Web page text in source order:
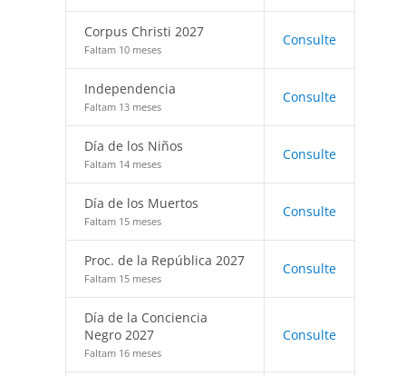
Corpus Christi 2027
Faltam 10 meses
Consulte
Independencia
Faltam 13 meses
Consulte
Día de los Niños
Faltam 14 meses
Consulte
Día de los Muertos
Faltam 15 meses
Consulte
Proc. de la República 2027
Faltam 15 meses
Consulte
Día de la Conciencia
Negro 2027
Faltam 16 meses
Consulte